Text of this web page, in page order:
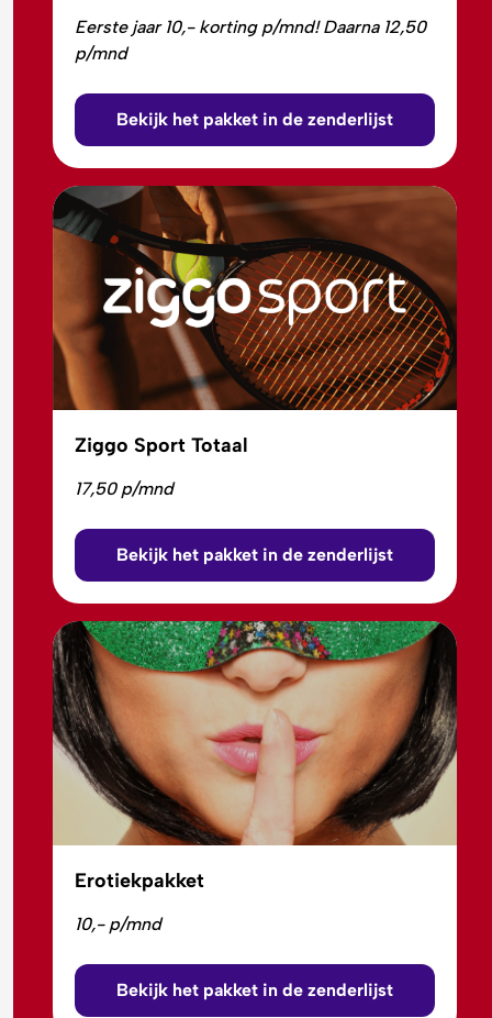
Eerste jaar 10,- korting p/mnd! Daarna 12,50
p/mnd
Bekijk het pakket in de zenderlijst
Ziggo Sport Totaal
17,50 p/mnd
Bekijk het pakket in de zenderlijst
Erotiekpakket
10,- p/mnd
Bekijk het pakket in de zenderlijst